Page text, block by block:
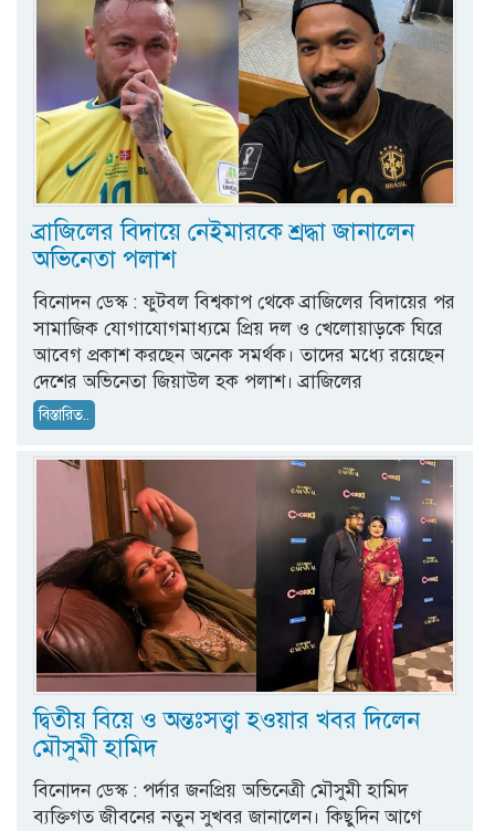
ব্রাজিলের বিদায়ে নেইমারকে শ্রদ্ধা জানালেন
অভিনেতা পলাশ
বিনোদন ডেস্ক : ফুটবল বিশ্বকাপ থেকে ব্রাজিলের বিদায়ের পর
সামাজিক যোগাযোগমাধ্যমে প্রিয় দল ও খেলোয়াড়কে ঘিরে
আবেগ প্রকাশ করছেন অনেক সমর্থক। তাদের মধ্যে রয়েছেন
দেশের অভিনেতা জিয়াউল হক পলাশ। ব্রাজিলের
বিস্তারিত..
দ্বিতীয় বিয়ে ও অন্তঃসত্ত্বা হওয়ার খবর দিলেন
মৌসুমী হামিদ
বিনোদন ডেস্ক : পর্দার জনপ্রিয় অভিনেত্রী মৌসুমী হামিদ
ব্যক্তিগত জীবনের নতুন সুখবর জানালেন। কিছুদিন আগে